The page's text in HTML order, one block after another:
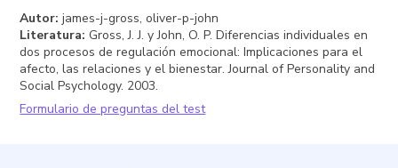
Autor: james-j-gross, oliver-p-john
Literatura: Gross, J. J. y John, O. P. Diferencias individuales en
dos procesos de regulación emocional: Implicaciones para el
afecto, las relaciones y el bienestar. Journal of Personality and
Social Psychology. 2003.
Formulario de preguntas del test